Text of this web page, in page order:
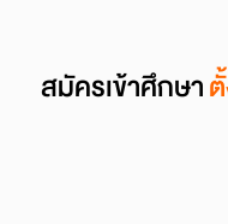
สมัครเข้าศึกษา